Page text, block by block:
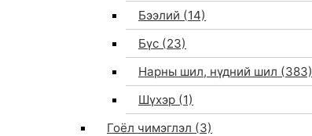
Бээлий (14)
Бүс (23)
Нарны шил, нүдний шил (383)
Шүхэр (1)
Гоёл чимэглэл (3)